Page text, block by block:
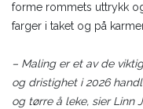
forme rommets uttrykk
farger i taket og på
– Maling er et av de
og dristighet i 2026
og tørre å leke, sier Linn